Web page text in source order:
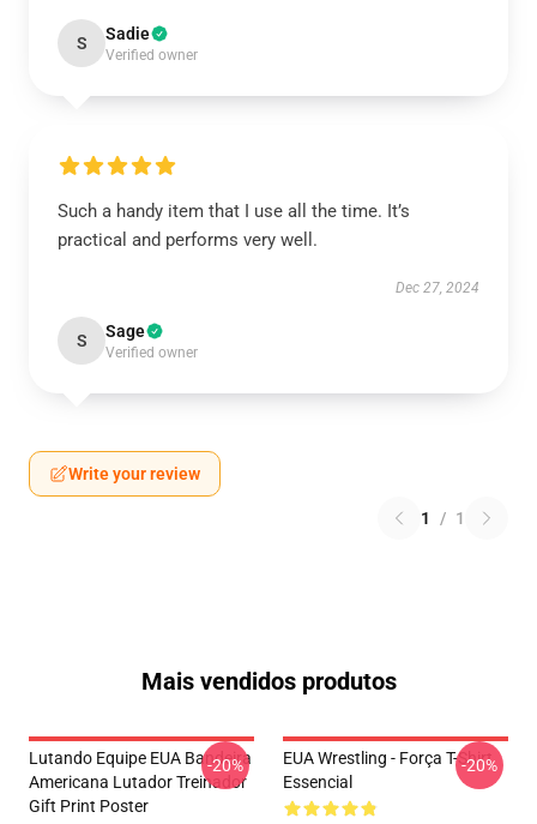
S Sadie
Verified owner
Such a handy item that I use all the time. It’s
practical and performs very well.
Dec 27, 2024
S Sage
Verified owner
Write your review
1 / 1
Mais vendidos produtos
Lutando Equipe EUA Bandeira
Americana Lutador Treinador
Gift Print Poster
-20%
EUA Wrestling - Força T-Shirt
Essencial
-20%